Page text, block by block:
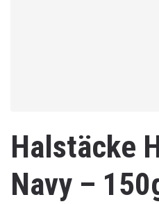
Halstäcke
Navy –